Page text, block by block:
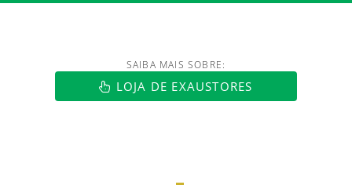
SAIBA MAIS SOBRE:
LOJA DE EXAUSTORES